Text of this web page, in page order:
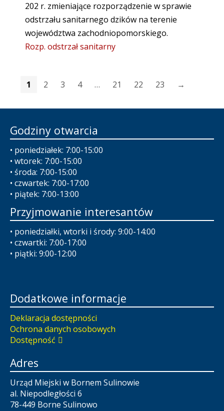
202 r. zmieniające rozporządzenie w sprawie
odstrzału sanitarnego dzików na terenie
województwa zachodniopomorskiego.
Rozp. odstrzał sanitarny
1 2 3 4 … 21 22 23 →
Godziny otwarcia
• poniedziałek: 7:00-15:00
• wtorek: 7:00-15:00
• środa: 7:00-15:00
• czwartek: 7:00-17:00
• piątek: 7:00-13:00
Przyjmowanie interesantów
• poniedziałki, wtorki i środy: 9:00-14:00
• czwartki: 7:00-17:00
• piątki: 9:00-12:00
Dodatkowe informacje
Deklaracja dostępności
Ochrona danych osobowych
Dostępność
Adres
Urząd Miejski w Bornem Sulinowie
al. Niepodległości 6
78-449 Borne Sulinowo